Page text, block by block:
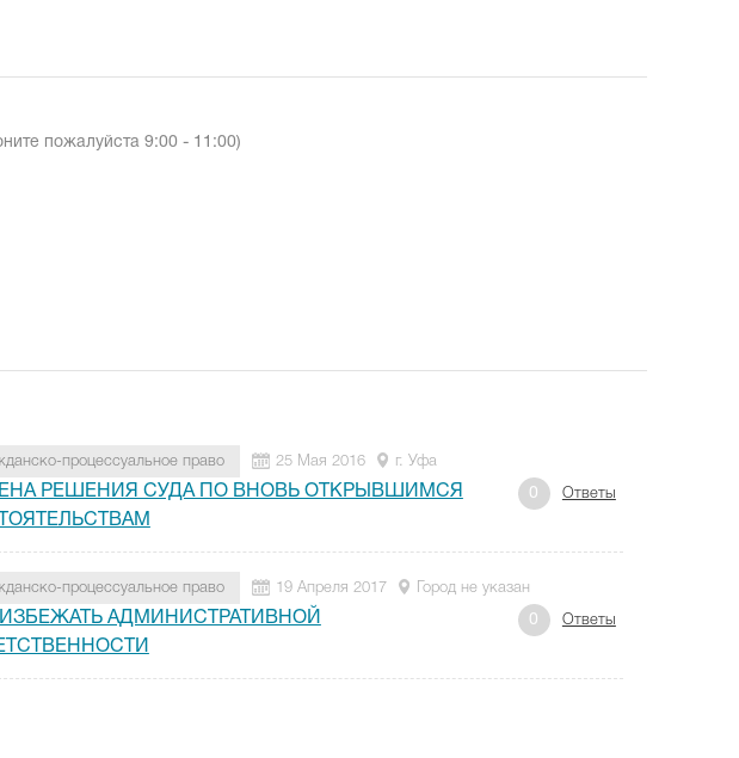
пожалуйста 9:00 - 11:00)
процессуальное право 25 Мая 2016 г. Уфа
РЕШЕНИЯ СУДА ПО ВНОВЬ ОТКРЫВШИМСЯ
0 Ответы
процессуальное право 19 Апреля 2017 Город не указан
АДМИНИСТРАТИВНОЙ
0 Ответы